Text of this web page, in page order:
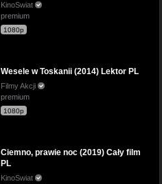
KinoSwiat
premium
1080p
Wesele w Toskanii (2014) Lektor PL
Filmy Akcji
premium
1080p
Ciemno, prawie noc (2019) Cały film
PL
KinoSwiat